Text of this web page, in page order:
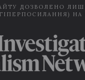
ДОЗВОЛЕНО
НА